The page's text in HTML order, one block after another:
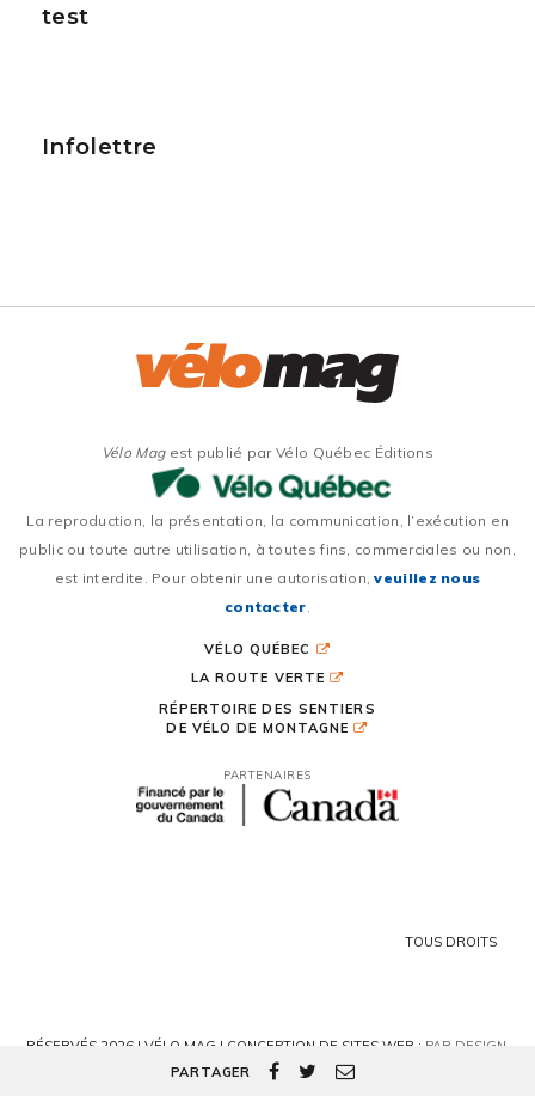
PARTAGER
test
Infolettre
Vélo Magest publié par Vélo Québec Éditions
La reproduction, la présentation, la communication, l’exécution en
public ou toute autre utilisation, à toutes fins, commerciales ou non,
est interdite. Pour obtenir une autorisation,veuillez nous
contacter
VÉLO QUÉBEC
LA ROUTE VERTE
RÉPERTOIRE DES SENTIERS
DE VÉLO DE MONTAGNE
PARTENAIRES
TOUS DROITS
RÉSERVÉS 2026 | VÉLO MAG | CONCEPTION DE SITES WEB : PAR DESIGN,
AGENCE WEB